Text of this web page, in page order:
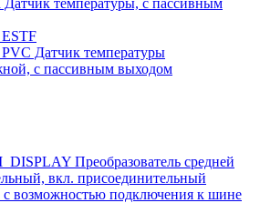
Датчик температуры
с пассивным выходом
Преобразователь средней
вкл. присоединительный
возможностью подключения к шине